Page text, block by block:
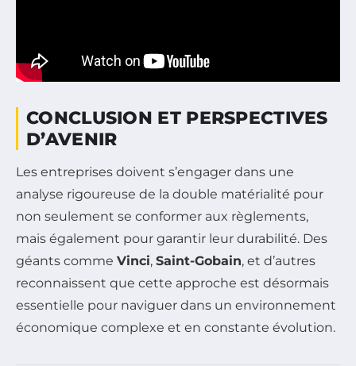
CONCLUSION ET PERSPECTIVES
D’AVENIR
Les entreprises doivent s’engager dans une
analyse rigoureuse de la double matérialité pour
non seulement se conformer aux règlements,
mais également pour garantir leur durabilité. Des
géants comme Vinci, Saint-Gobain, et d’autres
reconnaissent que cette approche est désormais
essentielle pour naviguer dans un environnement
économique complexe et en constante évolution.